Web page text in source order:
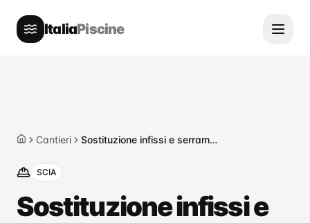
ItaliaPiscine
HomeCantieri Sostituzione infissi e serramenti — Tradate
SCIA
Sostituzione infissi e